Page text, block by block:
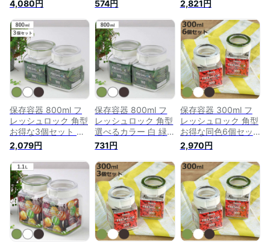
（ キッチン収納 キ
ャニスター 調味料入
れ プラスチック 引
き出し収納 冷蔵庫収
納 FRESHLOK キッ
チン 収納 シンク下
粉物入れ ）
4,080円
キャニスター 調味料
入れ プラスチック
引き出し収納 冷蔵庫
収納 FRESHLOK キ
ッチン 収納 シンク
下 粉物入れ ）
574円
茶 （ キッチン収納
キャニスター 調味料
入れ プラスチック
引き出し収納 冷蔵庫
収納 FRESHLOK キ
ッチン 収納 シンク
下 粉物入れ ）
2,821円
保存容器 800ml フ
レッシュロック 角型
お得な3個セット 選
べるカラー 白 緑 茶
（ キッチン収納 キ
ャニスター 調味料入
れ プラスチック 引
き出し収納 冷蔵庫収
納 FRESHLOK キッ
チン 収納 シンク下
粉物入れ ）
2,079円
保存容器 800ml フ
レッシュロック 角型
選べるカラー 白 緑
茶 （ キッチン収納
キャニスター 調味料
入れ プラスチック
引き出し収納 冷蔵庫
収納 FRESHLOK キ
ッチン 収納 シンク
下 粉物入れ ）
731円
保存容器 300ml フ
レッシュロック 角型
お得な同色6個セッ
ト 選べるカラー 白
緑 茶 （ キッチン収
納 キャニスター 調
味料入れ プラスチッ
ク 引き出し収納 冷
蔵庫収納 FRESHLOK
キッチン 収納 シン
ク下 粉物入れ ）
【3980円以上送料
無料】
2,970円